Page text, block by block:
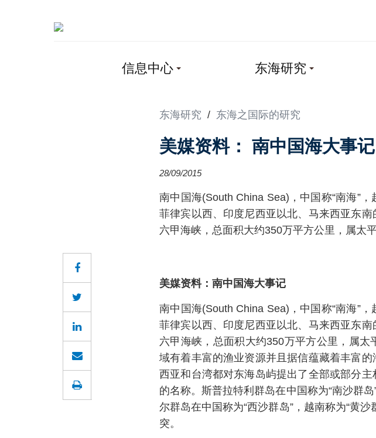
信息中心 东海研究
东海研究 / 东海之国际的研究
美媒资料： 南中国海大事记
28/09/2015
南中国海(South China Sea)，中国称“南海”
菲律宾以西、印度尼西亚以北、马来西亚东
六甲海峡，总面积大约350万平方公里，属太平
美媒资料： 南中国海大事记
南中国海(South China Sea)，中国称“南海”
菲律宾以西、印度尼西亚以北、马来西亚东
六甲海峡，总面积大约350万平方公里，属
域有着丰富的渔业资源并且据信蕴藏着丰富
西亚和台湾都对东海岛屿提出了全部或部分
的名称。斯普拉特利群岛在中国称为“南沙群
尔群岛在中国称为“西沙群岛”，越南称为“黄
突。